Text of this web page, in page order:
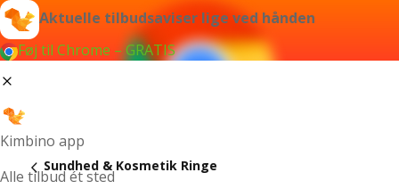
Aktuelle tilbudsaviser lige ved hånden
Føj til Chrome – GRATIS
Kimbino app
Alle tilbud ét sted
Sundhed & Kosmetik Ringe